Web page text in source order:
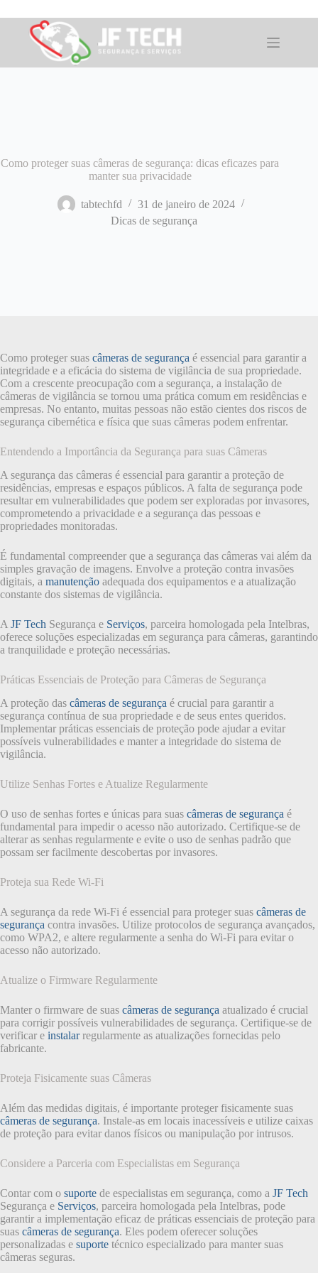
para
conteúdo
Como proteger suas câmeras de segurança: dicas eficazes para
manter sua privacidade
tabtechfd
31 de janeiro de 2024
Dicas de segurança
Como proteger suas câmeras de segurança é essencial para garantir a
integridade e a eficácia do sistema de vigilância de sua propriedade.
Com a crescente preocupação com a segurança, a instalação de
câmeras de vigilância se tornou uma prática comum em residências e
empresas. No entanto, muitas pessoas não estão cientes dos riscos de
segurança cibernética e física que suas câmeras podem enfrentar.
Entendendo a Importância da Segurança para suas Câmeras
A segurança das câmeras é essencial para garantir a proteção de
residências, empresas e espaços públicos. A falta de segurança pode
resultar em vulnerabilidades que podem ser exploradas por invasores,
comprometendo a privacidade e a segurança das pessoas e
propriedades monitoradas.
É fundamental compreender que a segurança das câmeras vai além da
simples gravação de imagens. Envolve a proteção contra invasões
digitais, a manutenção adequada dos equipamentos e a atualização
constante dos sistemas de vigilância.
A JF Tech Segurança e Serviços, parceira homologada pela Intelbras,
oferece soluções especializadas em segurança para câmeras, garantindo
a tranquilidade e proteção necessárias.
Práticas Essenciais de Proteção para Câmeras de Segurança
A proteção das câmeras de segurança é crucial para garantir a
segurança contínua de sua propriedade e de seus entes queridos.
Implementar práticas essenciais de proteção pode ajudar a evitar
possíveis vulnerabilidades e manter a integridade do sistema de
vigilância.
Utilize Senhas Fortes e Atualize Regularmente
O uso de senhas fortes e únicas para suas câmeras de segurança é
fundamental para impedir o acesso não autorizado. Certifique-se de
alterar as senhas regularmente e evite o uso de senhas padrão que
possam ser facilmente descobertas por invasores.
Proteja sua Rede Wi-Fi
A segurança da rede Wi-Fi é essencial para proteger suas câmeras de
segurança contra invasões. Utilize protocolos de segurança avançados,
como WPA2, e altere regularmente a senha do Wi-Fi para evitar o
acesso não autorizado.
Atualize o Firmware Regularmente
Manter o firmware de suas câmeras de segurança atualizado é crucial
para corrigir possíveis vulnerabilidades de segurança. Certifique-se de
verificar e instalarregularmente as atualizações fornecidas pelo
fabricante.
Proteja Fisicamente suas Câmeras
Além das medidas digitais, é importante proteger fisicamente suas
câmeras de segurança. Instale-as em locais inacessíveis e utilize caixas
de proteção para evitar danos físicos ou manipulação por intrusos.
Considere a Parceria com Especialistas em Segurança
Contar com o suporte de especialistas em segurança, como a JF Tech
Segurança e Serviços, parceira homologada pela Intelbras, pode
garantir a implementação eficaz de práticas essenciais de proteção para
suas câmeras de segurança. Eles podem oferecer soluções
personalizadas e suporte técnico especializado para manter suas
câmeras seguras.